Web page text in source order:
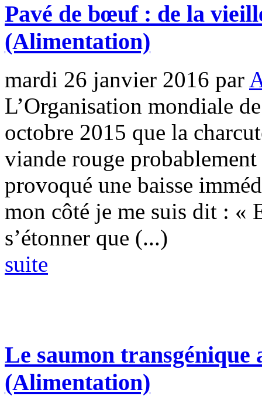
Pavé de bœuf : de la
(Alimentation)
mardi 26 janvier 2016 par
L’Organisation mondiale
octobre 2015 que la
viande rouge
provoqué une baisse
mon côté je me suis dit : «
s’étonner que (...)
suite
Le saumon
(Alimentation)